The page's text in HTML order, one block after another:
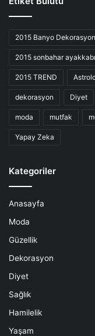
2015 Banyo
2015 sonbahar
2015 TREND
dekorasyon Diyet
moda mutfak
Yapay Zeka
Kategoriler
Anasayfa
Moda
Güzellik
Dekorasyon
Diyet
Sağlık
Hamilelik
Yaşam